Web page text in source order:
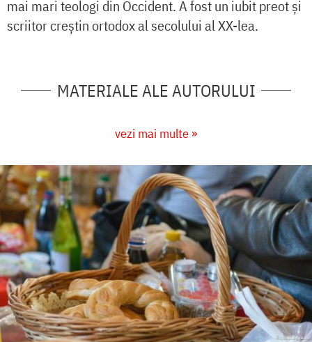
mai mari teologi din Occident. A fost un iubit preot şi
scriitor creştin ortodox al secolului al XX-lea.
MATERIALE ALE AUTORULUI
vezi mai multe »